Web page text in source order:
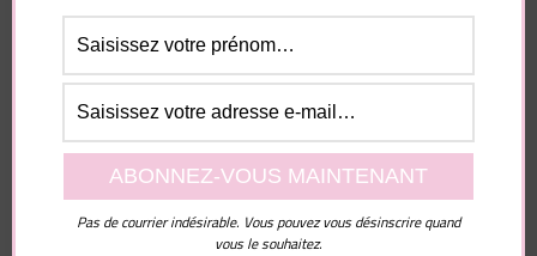
Pas de courrier indésirable. Vous pouvez vous désinscrire quand
vous le souhaitez.